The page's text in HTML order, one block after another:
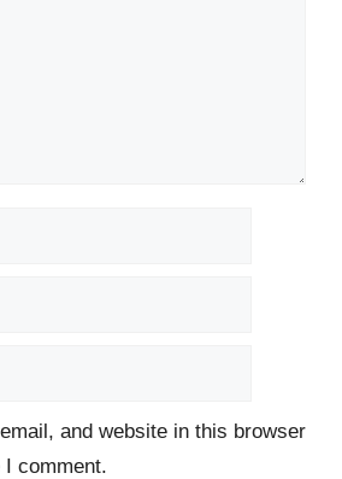
and website in this browser
comment.